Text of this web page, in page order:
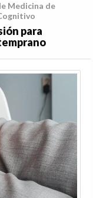
Medicina de
para